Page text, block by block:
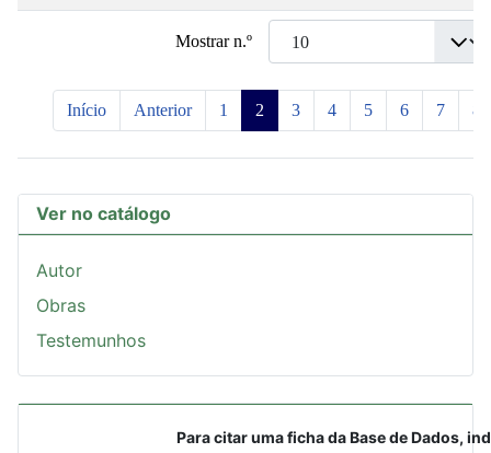
Mostrar n.º
Início Anterior 1 2 3 4 5 6 7 8
Ver no catálogo
Autor
Obras
Testemunhos
Para citar uma ficha da Base de Dados,